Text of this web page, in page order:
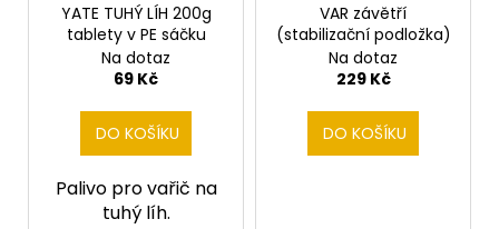
YATE TUHÝ LÍH 200g
tablety v PE sáčku
Na dotaz
69 Kč
DO KOŠÍKU
Palivo pro vařič na
tuhý líh.
VAR závětří
(stabilizační podložka)
Na dotaz
229 Kč
DO KOŠÍKU